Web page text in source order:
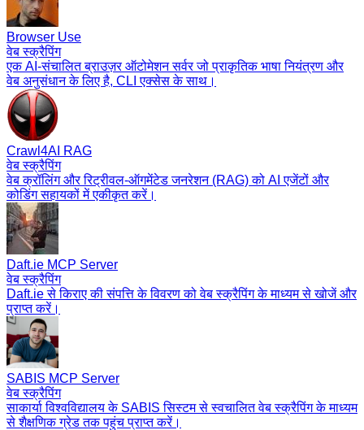
Browser Use
वेब स्क्रैपिंग
एक AI-संचालित ब्राउज़र ऑटोमेशन सर्वर जो प्राकृतिक भाषा नियंत्रण और
वेब अनुसंधान के लिए है, CLI एक्सेस के साथ।
Crawl4AI RAG
वेब स्क्रैपिंग
वेब क्रॉलिंग और रिट्रीवल-ऑगमेंटेड जनरेशन (RAG) को AI एजेंटों और
कोडिंग सहायकों में एकीकृत करें।
Daft.ie MCP Server
वेब स्क्रैपिंग
Daft.ie से किराए की संपत्ति के विवरण को वेब स्क्रैपिंग के माध्यम से खोजें और
प्राप्त करें।
SABIS MCP Server
वेब स्क्रैपिंग
साकार्या विश्वविद्यालय के SABIS सिस्टम से स्वचालित वेब स्क्रैपिंग के माध्यम
से शैक्षणिक ग्रेड तक पहुंच प्राप्त करें।